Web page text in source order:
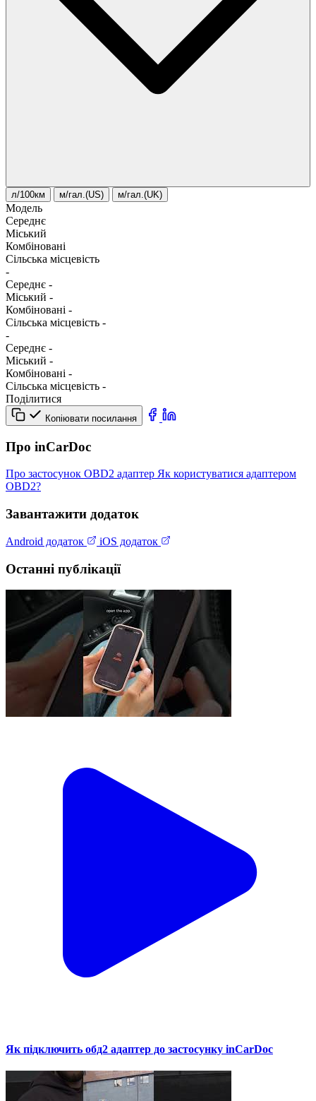
л/100км м/гал.(US) м/гал.(UK)
Модель
Середнє
Міський
Комбіновані
Сільська місцевість
-
Середнє -
Міський -
Комбіновані -
Сільська місцевість -
-
Середнє -
Міський -
Комбіновані -
Сільська місцевість -
Поділитися
Копіювати посилання
Про inCarDoc
Про застосунок OBD2 адаптер Як користуватися адаптером
OBD2?
Завантажити додаток
Android додаток iOS додаток
Останні публікації
Як підключить обд2 адаптер до застосунку inCarDoc